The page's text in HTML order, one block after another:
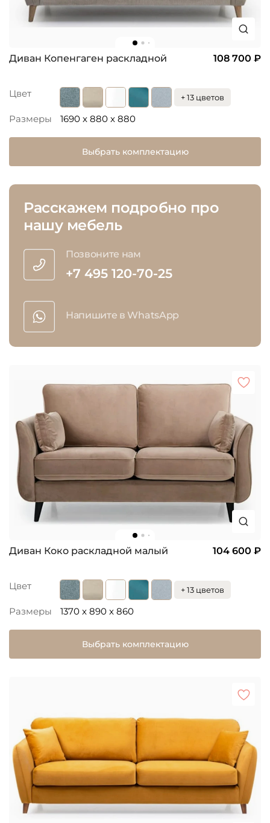
Диван Копенгаген раскладной 108 700 ₽
Цвет + 13 цветов
Размеры 1690 x 880 x 880
Выбрать комплектацию
Расскажем подробно про
нашу мебель
Позвоните нам
+7 495 120-70-25
Напишите в WhatsApp
Диван Коко раскладной малый 104 600 ₽
Цвет + 13 цветов
Размеры 1370 x 890 x 860
Выбрать комплектацию